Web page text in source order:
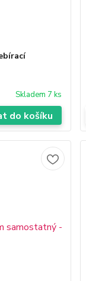
Skladem 7 ks
do košíku